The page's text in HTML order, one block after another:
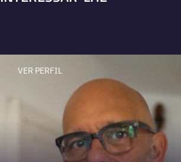
VER PERFIL